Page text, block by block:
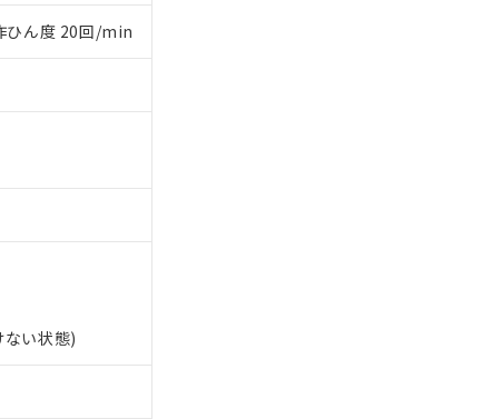
ひん度 20回/min
い状態)
さい。
庫状況および標準価格(税抜)を提供させていただ
準価格とは異なる場合があることをご了承くださ
、またはお客様担当のオムロン制御機器販売店・
ネットワーク
」をご確認ください。
く第三者に漏洩または開示しないようお願いしま
用いただくには、I-Webメンバーズにご登録され
・商談に必要な範囲で利用することをご了承くだ
以下、ポリ臭化ジフェニルエーテル類(PBDE) 1000ppm以下、
除く。
いことを確認しています。
ことがあります。
。
あることを示します。
ていることを示します。
、 PBDEs(ポリ臭化ジフェニルエーテル類) : 1000ppm、
、 BBP(フタル酸ブチルベンジル) : 1000ppm、
ることを示します。
えいし、環境に深刻な影響を及ぼさない年数を意
ださい。
国貿易法に定める商品（以下｢規制貨物等」とい
政府の輸出許可(または役務取引許可)を取得する
るなど、違法に輸出されないよう必要な手段を講じ
生物兵器またはその他武器並びにこれらの製造装
1、2および3の内容を当該第三者に通知します。
法に輸出するおそれがある場合は、取り引きをい
のお取引先、またはお客様担当のオムロン制御
いない機種